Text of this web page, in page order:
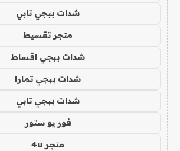
شدات ببجي تابي
متجر تقسيط
شدات ببجي اقساط
شدات ببجي تمارا
شدات ببجي تابي
فور يو ستور
متجر 4u